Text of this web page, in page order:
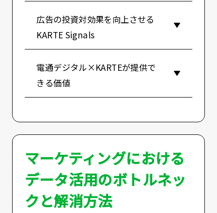
広告の投資対効果を向上させる
KARTE Signals
電通デジタル×KARTEが提供で
きる価値
マーケティングにおける
データ活用のボトルネッ
クと解消方法